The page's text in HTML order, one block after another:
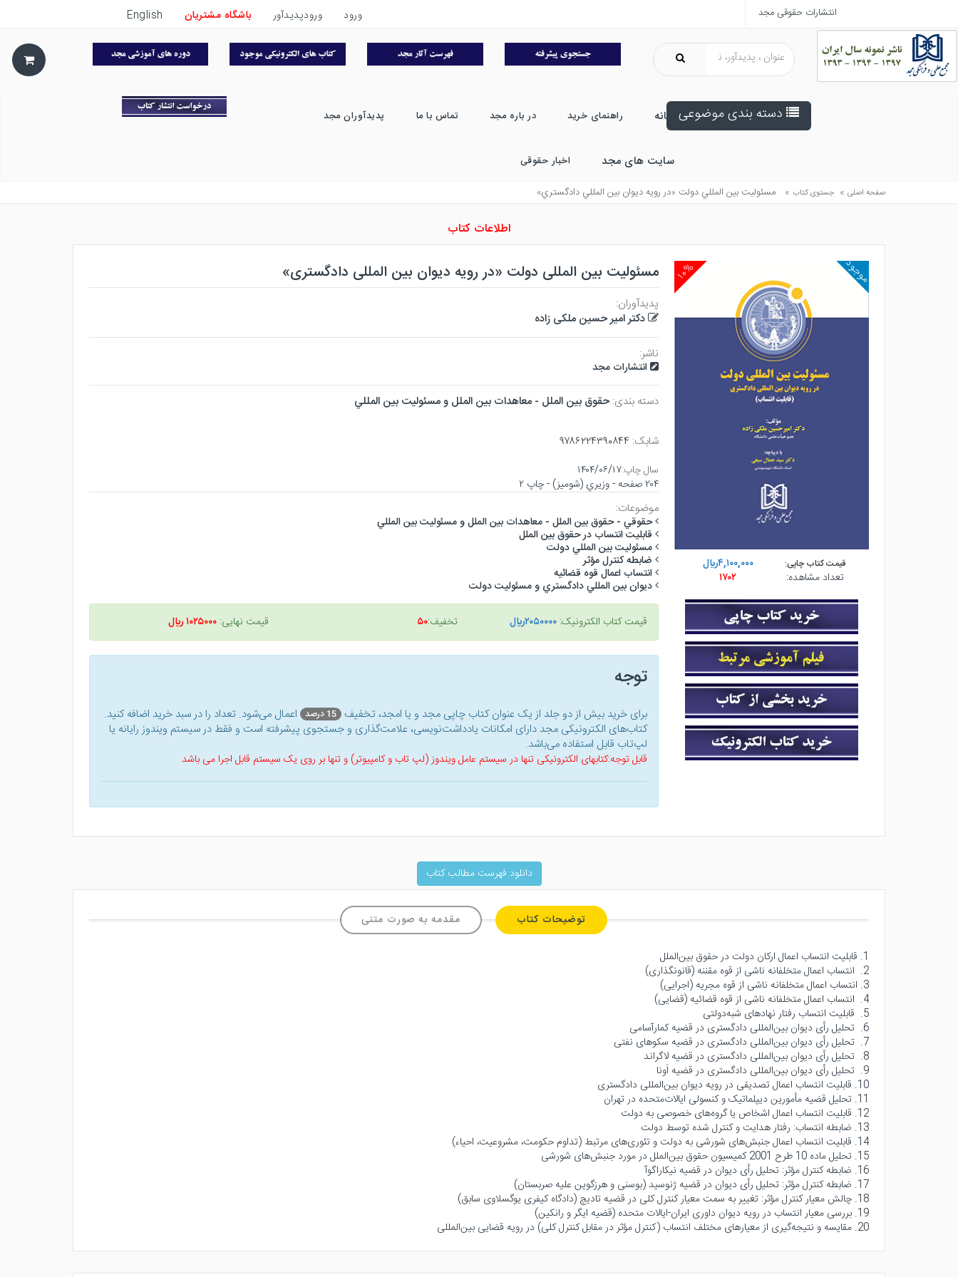
انتشارات حقوقی مجد ورود ورودپدیدآور باشگاه مشتریان English
دسته بندی موضوعی خانه راهنمای خرید در باره مجد تماس با ما پدیدآوران مجد
سایت های مجد اخبار حقوقی
صفحه اصلی » جستوی کتاب » مسئوليت بين المللي دولت «در رويه ديوان بين المللي دادگستري»
اطلاعات کتاب
۱۰% موجود
قیمت کتاب چاپی:
۴,۱۰۰,۰۰۰ريال
تعداد مشاهده:
۱۷۰۲
مسئولیت بین المللی دولت «در رویه دیوان بین المللی دادگستری»
پدیدآوران:
دکتر امیر حسین ملکی زاده
ناشر:
انتشارات مجد
دسته بندی:حقوق بين الملل - معاهدات بين الملل و مسئوليت بين المللي
شابک: ۹۷۸۶۲۲۴۳۹۰۸۴۴
سال چاپ:۱۴۰۴/۰۶/۱۷
۲۰۴ صفحه - وزيري (شوميز) - چاپ ۲
موضوعات:
حقوقي - حقوق بين الملل - معاهدات بين الملل و مسئوليت بين المللي
قابليت انتساب در حقوق بين الملل
مسئوليت بين المللي دولت
ضابطه كنترل مؤثر
انتساب اعمال قوه قضائيه
ديوان بين المللي دادگستري و مسئوليت دولت
قیمت کتاب الکترونیک:۲۰۵۰۰۰۰ريال تخفیف:۵۰ قیمت نهایی:۱۰۲۵۰۰۰ ريال
توجه
برای خرید بیش از دو جلد از یک عنوان کتاب‌ چاپی مجد و یا امجد، تخفیف 15 درصد
اعمال می‌شود. تعداد را در سبد خرید اضافه کنید.
کتاب‌های الکترونیکی مجد دارای امکانات یادداشت‌نویسی، علامت‌گذاری و جستجوی پیشرفته است و فقط در سیستم ویندوز رایانه یا
لپ‌تاب قابل استفاده می‌باشد.
قابل توجه:کتابهای الکترونیکی تنها در سیستم عامل ویندوز (لپ تاب و کامپیوتر) و تنها بر روی یک سیستم قابل اجرا می باشد
دانلود فهرست مطالب کتاب
توضیحات کتاب مقدمه به صورت متنی
1. قابلیت انتساب اعمال ارکان دولت در حقوق بین‌الملل
2. انتساب اعمال متخلفانه ناشی از قوه مقننه (قانونگذاری)
3. انتساب اعمال متخلفانه ناشی از قوه مجریه (اجرایی)
4. انتساب اعمال متخلفانه ناشی از قوه قضائیه (قضایی)
5. قابلیت انتساب رفتار نهادهای شبه‌دولتی
6. تحلیل رأی دیوان بین‌المللی دادگستری در قضیه کمارآسامی
7. تحلیل رأی دیوان بین‌المللی دادگستری در قضیه سکوهای نفتی
8. تحلیل رأی دیوان بین‌المللی دادگستری در قضیه لاگراند
9. تحلیل رأی دیوان بین‌المللی دادگستری در قضیه اَونا
10. قابلیت انتساب اعمال تصدیقی در رویه دیوان بین‌المللی دادگستری
11. تحلیل قضیه مأمورین دیپلماتیک و کنسولی ایالات‌متحده در تهران
12. قابلیت انتساب اعمال اشخاص یا گروه‌های خصوصی به دولت
13. ضابطه انتساب: رفتار هدایت و کنترل شده توسط دولت
14. قابلیت انتساب اعمال جنبش‌های شورشی به دولت و تئوری‌های مرتبط (تداوم حکومت، مشروعیت، احیاء)
15. تحلیل ماده 10 طرح 2001 کمیسیون حقوق بین‌الملل در مورد جنبش‌های شورشی
16. ضابطه کنترل مؤثر: تحلیل رأی دیوان در قضیه نیکاراگوآ
17. ضابطه کنترل مؤثر: تحلیل رأی دیوان در قضیه ژنوسید (بوسنی و هرزگوین علیه صربستان)
18. چالش معیار کنترل مؤثر: تغییر به سمت معیار کنترل کلی در قضیه تادیچ (دادگاه کیفری یوگسلاوی سابق)
19. بررسی معیار انتساب در رویه دیوان داوری ایران-ایالات متحده (قضیه ایگر و رانکین)
20. مقایسه و نتیجه‌گیری از معیارهای مختلف انتساب (کنترل مؤثر در مقابل کنترل کلی) در رویه قضایی بین‌المللی